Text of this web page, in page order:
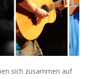
sich zusammen auf